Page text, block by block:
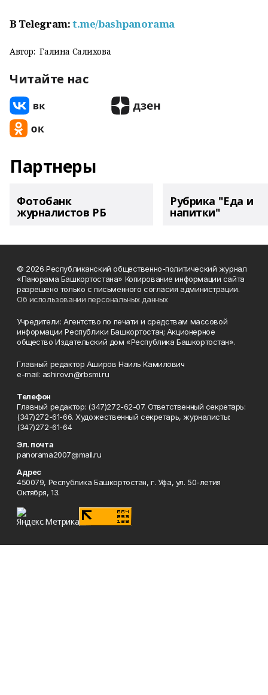
В Telegram:t.me/bashpanorama
Автор: Галина Салихова
Читайте нас
Партнеры
Фотобанк
журналистов РБ
Рубрика "Еда и
напитки"
© 2026 Республиканский общественно-политический журнал
«Панорама Башкортостана» Копирование информации сайта
разрешено только с письменного согласия администрации.
Об использовании персональных данных
Учредители: Агентство по печати и средствам массовой
информации Республики Башкортостан; Акционерное
общество Издательский дом «Республика Башкортостан».
Главный редактор Аширов Наиль Камилович
e-mail: ashirov.n@rbsmi.ru
Телефон
Главный редактор: (347)272-62-07. Ответственный секретарь:
(347)272-61-66. Художественный секретарь, журналисты:
(347)272-61-64
Эл. почта
panorama2007@mail.ru
Адрес
450079, Республика Башкортостан, г. Уфа, ул. 50-летия
Октября, 13.